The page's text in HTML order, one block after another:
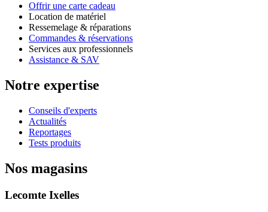
Offrir une carte cadeau
Location de matériel
Ressemelage & réparations
Commandes & réservations
Services aux professionnels
Assistance & SAV
Notre expertise
Conseils d'experts
Actualités
Reportages
Tests produits
Nos magasins
Lecomte Ixelles